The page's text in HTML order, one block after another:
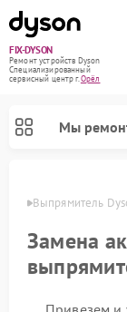
FIX-DYSON
Ремонт устройств Dyson
Специализированный
cервисный центр г.Орёл
Мы
Выпрямитель
Замена